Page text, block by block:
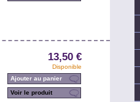
13,50 €
Disponible
Ajouter au panier
Voir le produit